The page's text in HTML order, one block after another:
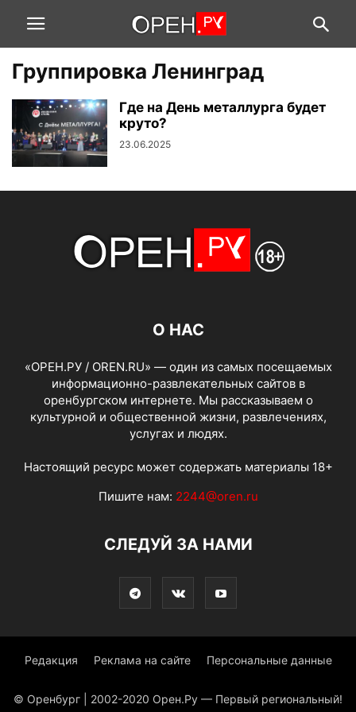
Группировка Ленинград
Где на День металлурга будет
круто?
23.06.2025
О НАС
«ОРЕН.РУ / OREN.RU» — один из самых посещаемых
информационно-развлекательных сайтов в
оренбургском интернете. Мы рассказываем о
культурной и общественной жизни, развлечениях,
услугах и людях.
Настоящий ресурс может содержать материалы 18+
Пишите нам: 2244@oren.ru
СЛЕДУЙ ЗА НАМИ
Редакция Реклама на сайте Персональные данные
© Оренбург | 2002-2020 Орен.Ру — Первый региональный!